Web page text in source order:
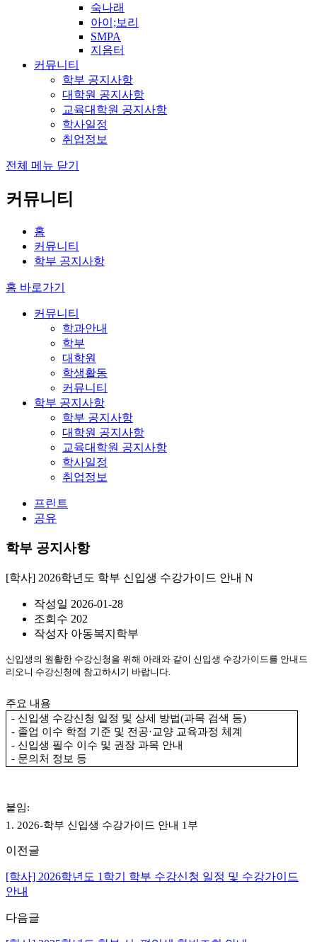
숙나래
아이;보리
SMPA
지음터
커뮤니티
학부 공지사항
대학원 공지사항
교육대학원 공지사항
학사일정
취업정보
전체 메뉴 닫기
커뮤니티
홈
커뮤니티
학부 공지사항
홈 바로가기
커뮤니티
학과안내
학부
대학원
학생활동
커뮤니티
학부 공지사항
학부 공지사항
대학원 공지사항
교육대학원 공지사항
학사일정
취업정보
프린트
공유
학부 공지사항
[학사] 2026학년도 학부 신입생 수강가이드 안내 N
작성일 2026-01-28
조회수 202
작성자 아동복지학부
신입생의 원활한 수강신청을 위해 아래와 같이 신입생 수강가이드를 안내드
리오니 수강신청에 참고하시기 바랍니다.
주요 내용
- 신입생 수강신청 일정 및 상세 방법(과목 검색 등)
- 졸업 이수 학점 기준 및 전공·교양 교육과정 체계
- 신입생 필수 이수 및 권장 과목 안내
- 문의처 정보 등
붙임:
1. 2026-학부 신입생 수강가이드 안내 1 부
이전글
[학사] 2026학년도 1학기 학부 수강신청 일정 및 수강가이드
안내
다음글